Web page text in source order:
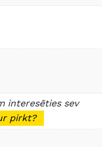
interesēties sev
pirkt?